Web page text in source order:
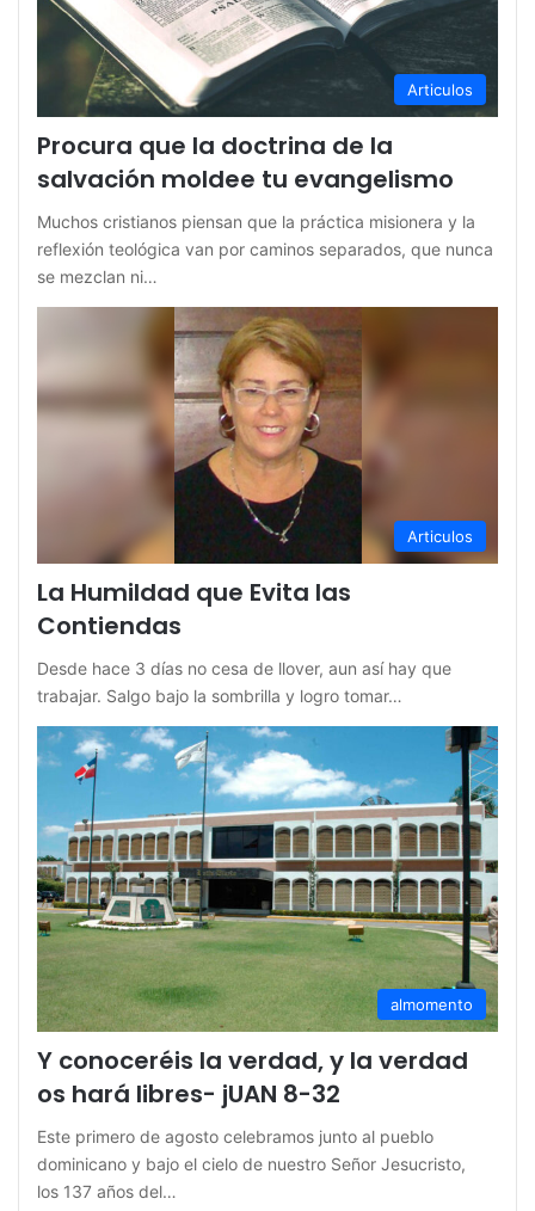
Articulos
Procura que la doctrina de la
salvación moldee tu evangelismo
Muchos cristianos piensan que la práctica misionera y la
reflexión teológica van por caminos separados, que nunca
se mezclan ni…
Articulos
La Humildad que Evita las
Contiendas
Desde hace 3 días no cesa de llover, aun así hay que
trabajar. Salgo bajo la sombrilla y logro tomar…
almomento
Y conoceréis la verdad, y la verdad
os hará libres- jUAN 8-32
Este primero de agosto celebramos junto al pueblo
dominicano y bajo el cielo de nuestro Señor Jesucristo,
los 137 años del…